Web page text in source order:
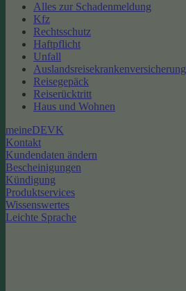
Alles zur Schadenmeldung
Kfz
Rechtsschutz
Haftpflicht
Unfall
Auslandsreisekrankenversicherung
Reisegepäck
Reiserücktritt
Haus und Wohnen
meineDEVK
Kontakt
Kundendaten ändern
Bescheinigungen
Kündigung
Produktservices
Wissenswertes
Leichte Sprache